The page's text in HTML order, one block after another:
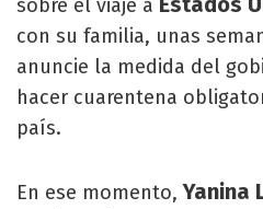
sobre el viaje a
con su familia, unas
anuncie la medida del
hacer cuarentena
país.
En ese momento, Yanina